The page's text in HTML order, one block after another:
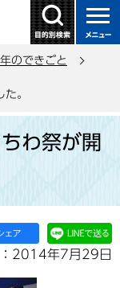
のできごと
。
わ祭が開
2014年7月29日